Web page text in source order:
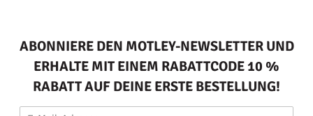
ABONNIERE DEN MOTLEY-NEWSLETTER UND
ERHALTE MIT EINEM RABATTCODE 10 %
RABATT AUF DEINE ERSTE BESTELLUNG!